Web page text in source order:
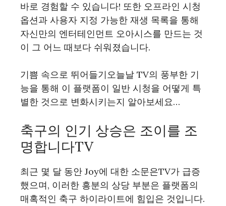
바로 경험할 수 있습니다! 또한 오프라인 시청
옵션과 사용자 지정 가능한 재생 목록을 통해
자신만의 엔터테인먼트 오아시스를 만드는 것
이 그 어느 때보다 쉬워졌습니다.
기쁨 속으로 뛰어들기오늘날 TV의 풍부한 기
능을 통해 이 플랫폼이 일반 시청을 어떻게 특
별한 것으로 변화시키는지 알아보세요…
축구의 인기 상승은 조이를 조
명합니다TV
최근 몇 달 동안 Joy에 대한 소문은TV가 급증
했으며, 이러한 흥분의 상당 부분은 플랫폼의
매혹적인 축구 하이라이트에 힘입은 것입니다.